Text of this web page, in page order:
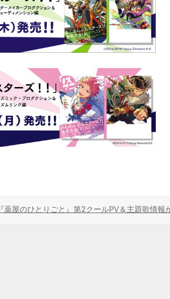
『薬屋のひとりごと』第2クールPV＆主題歌情